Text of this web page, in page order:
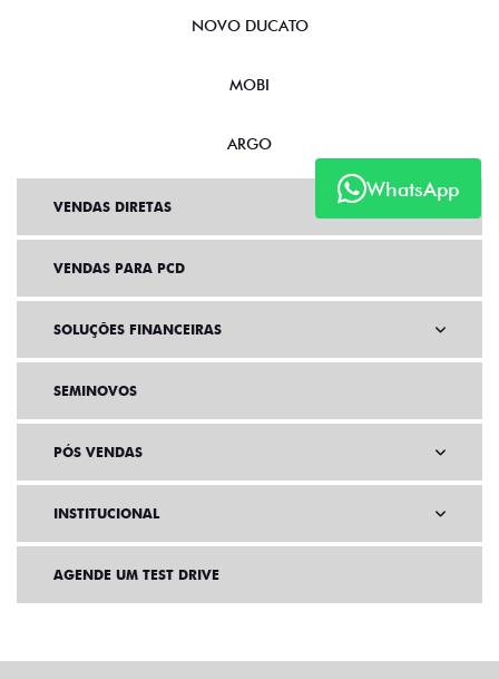
WhatsApp
NOVO DUCATO
MOBI
ARGO
VENDAS DIRETAS
VENDAS PARA PCD
SOLUÇÕES FINANCEIRAS
SEMINOVOS
PÓS VENDAS
INSTITUCIONAL
AGENDE UM TEST DRIVE